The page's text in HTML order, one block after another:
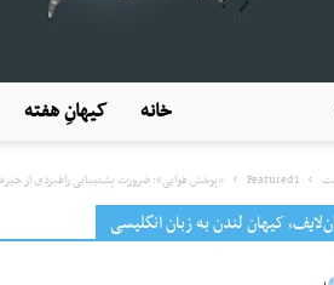
کیهانِ هفته خانه
Featured1 «پوشش هوایی»: ضرورت پشتیبانی راهبردی از
کیهان لندن به زبان انگلیسی